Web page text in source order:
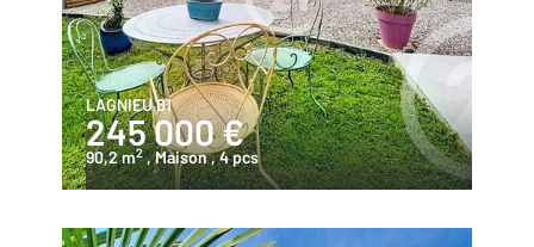
LAGNIEU 01
245 000 €
90,2 m2 , Maison, 4 pcs